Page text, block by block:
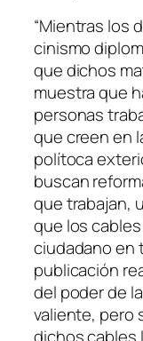
“Mientras los
cinismo
que dichos
muestra que
personas
que creen en
polítoca
buscan
que trabajan,
que los
ciudadano en
publicación
del poder de
valiente, pero